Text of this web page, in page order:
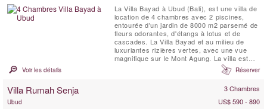
La Villa Bayad à Ubud (Bali), est une villa de
location de 4 chambres avec 2 piscines,
entourée d'un jardin de 8000 m2 parsemé de
fleurs odorantes, d'étangs à lotus et de
cascades. La Villa Bayad et au milieu de
luxuriantes rizières vertes, avec une vue
magnifique sur le Mont Agung. La villa est
située à 15 minutes au nord du centre
Voir les détails Réserver
Villa Rumah Senja 3 Chambres
Ubud
US$ 590 - 890